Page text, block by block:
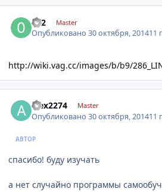
052 Master
Опубликовано30 октября, 201411
http://wiki.vag.cc/images/b/b9/
alex2274 Master
Опубликовано30 октября, 201411
АВТОР
спасибо! буду изучать
а нет случайно программы